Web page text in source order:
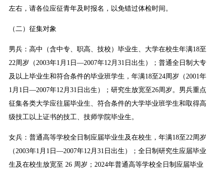
左右，请各位应征青年及时报名，以免错过体检时间。
（二）征集对象
男兵：高中（含中专、职高、技校）毕业生、大学在校生年满18至
22周岁（2003年1月1日—2007年12月31日出生）；普通全日制大专
及以上毕业生和符合条件的毕业班学生，年满18至24周岁（2001年
1月1日—2007年12月31日出生）；研究生放宽至26周岁。男兵重点
征集各类大学应往届毕业生、符合条件的大学毕业班学生和取得高
级技工以上证书的技工、技师学院毕业生。
女兵：普通高等学校全日制应届毕业生及在校生，年满18至22周岁
（2003年1月1日—2007年12月31日出生）；全日制研究生应届毕业
生及在校生放宽至 26 周岁；2024年普通高等学校全日制应届毕业